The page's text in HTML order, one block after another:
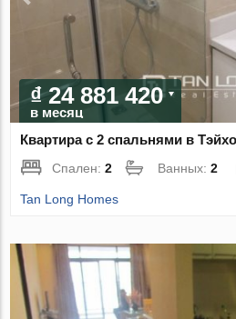
₫ 24 881 420
в месяц
Квартира с 2 спальнями в
Спален:2 Ванных:2
Tan Long Homes